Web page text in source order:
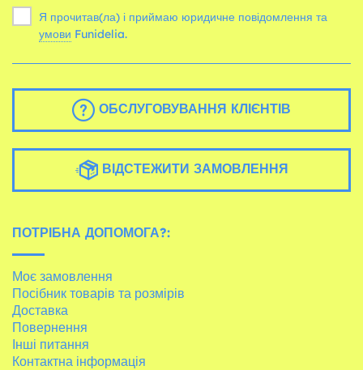
Я прочитав(ла) і приймаю юридичне повідомлення та
умови Funidelia.
ОБСЛУГОВУВАННЯ КЛІЄНТІВ
ВІДСТЕЖИТИ ЗАМОВЛЕННЯ
ПОТРІБНА ДОПОМОГА?:
Моє замовлення
Посібник товарів та розмірів
Доставка
Повернення
Інші питання
Контактна інформація